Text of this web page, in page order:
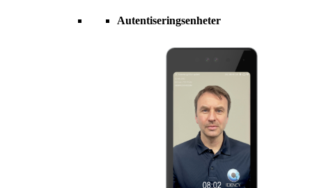
Autentiseringsenheter